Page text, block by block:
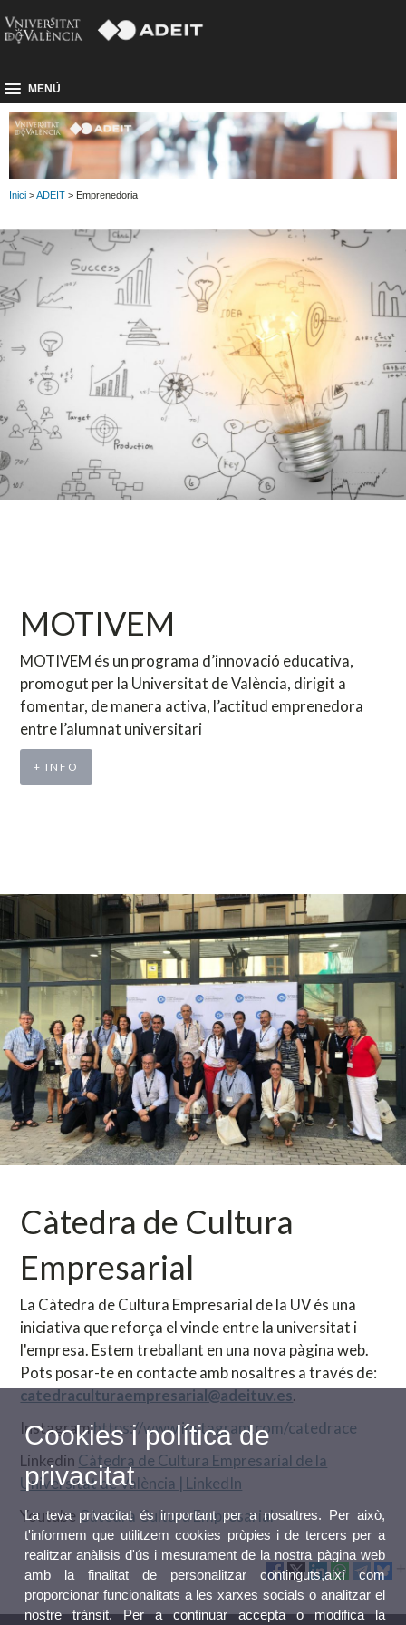
MENÚ
Inici >ADEIT > Emprenedoria
MOTIVEM
MOTIVEM és un programa d’innovació educativa,
promogut per la Universitat de València, dirigit a
fomentar, de manera activa, l’actitud emprenedora
entre l’alumnat universitari
+ INFO
Càtedra de Cultura
Empresarial
La Càtedra de Cultura Empresarial de la UV és una
iniciativa que reforça el vincle entre la universitat i
l'empresa. Estem treballant en una nova pàgina web.
Pots posar-te en contacte amb nosaltres a través de:
catedraculturaempresarial@adeituv.es.
Instagramhttps://www.instagram.com/catedrace
Linkedin Càtedra de Cultura Empresarial de la
Universitat de València | LinkedIn
Youtube Càtedra Cultura Empresarial
Cookies i política de
privacitat
La teva privacitat és important per a nosaltres. Per això,
t'informem que utilitzem cookies pròpies i de tercers per a
realitzar anàlisis d'ús i mesurament de la nostra pàgina web
amb la finalitat de personalitzar continguts,així com
proporcionar funcionalitats a les xarxes socials o analitzar el
nostre trànsit. Per a continuar accepta o modifica la